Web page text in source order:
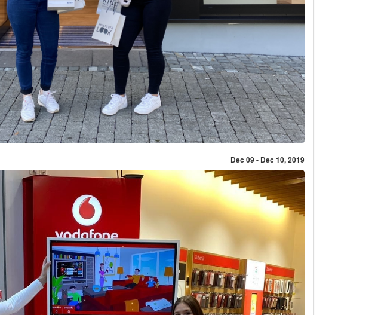
Dec 09 - Dec 10, 2019